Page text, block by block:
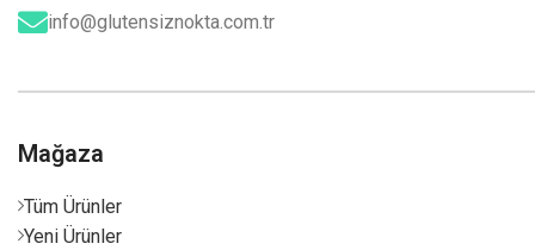
info@glutensiznokta.com.tr
Mağaza
Tüm Ürünler
Yeni Ürünler